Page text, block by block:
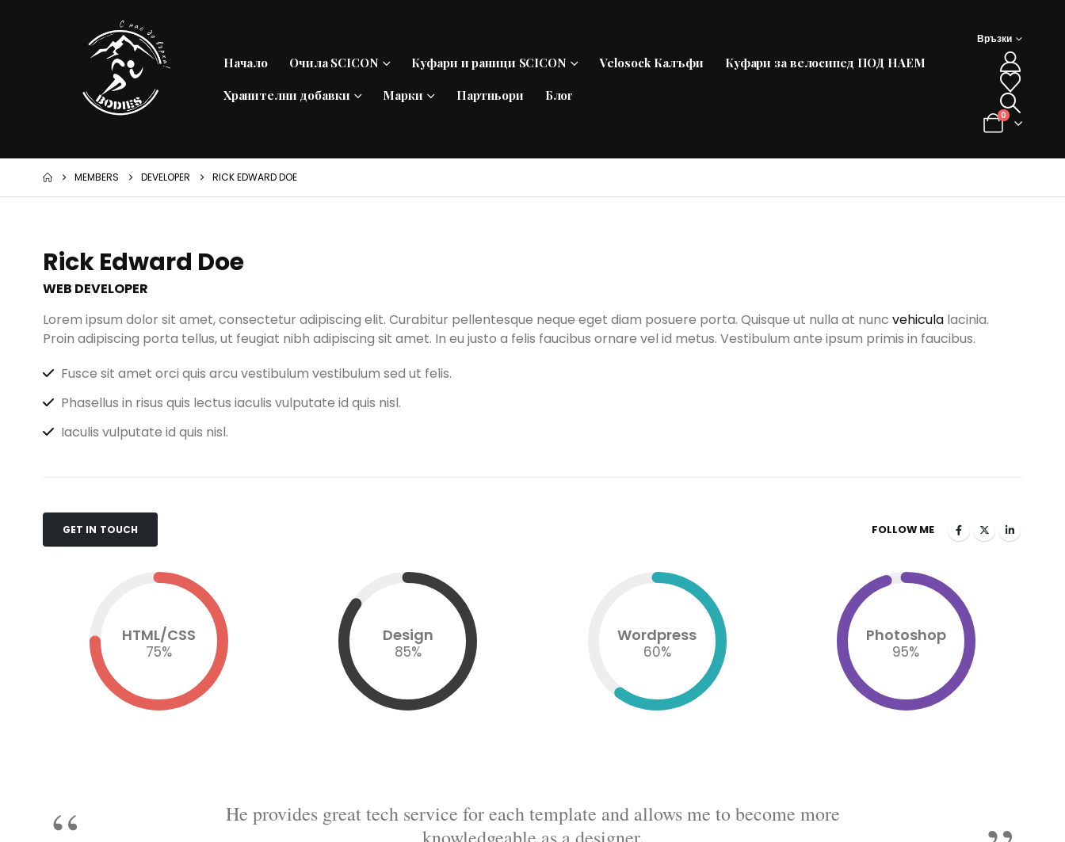
Начало Очила SCICON Куфари и раници SCICON Velosock Калъфи Куфари за велосипед ПОД НАЕМ
Хранителни добавки Марки Партньори Блог
Връзки
0
MEMBERS DEVELOPER RICK EDWARD DOE
Rick Edward Doe
WEB DEVELOPER
Lorem ipsum dolor sit amet, consectetur adipiscing elit. Curabitur pellentesque neque eget diam posuere porta. Quisque ut nulla at nunc vehiculalacinia.
Proin adipiscing porta tellus, ut feugiat nibh adipiscing sit amet. In eu justo a felis faucibus ornare vel id metus. Vestibulum ante ipsum primis in faucibus.
Fusce sit amet orci quis arcu vestibulum vestibulum sed ut felis.
Phasellus in risus quis lectus iaculis vulputate id quis nisl.
Iaculis vulputate id quis nisl.
GET IN TOUCH FOLLOW ME
HTML/CSS
75%
Design
85%
Wordpress
60%
Photoshop
95%
He provides great tech service for each template and allows me to become more